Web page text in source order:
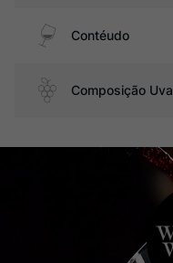
Contéudo
Composição Uva